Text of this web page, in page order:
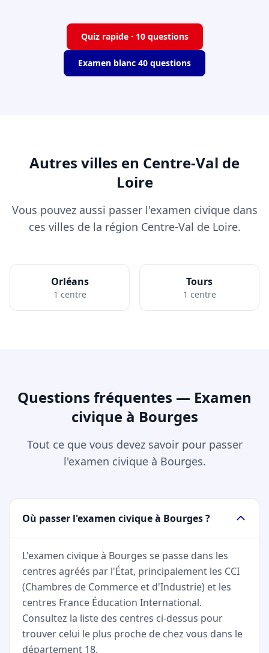
Quiz rapide · 10 questions
Examen blanc 40 questions
Autres villes en Centre-Val de
Loire
Vous pouvez aussi passer l'examen civique dans
ces villes de la région Centre-Val de Loire.
Orléans
1 centre
Tours
1 centre
Questions fréquentes — Examen
civique à Bourges
Tout ce que vous devez savoir pour passer
l'examen civique à Bourges.
Où passer l'examen civique à Bourges ?
L'examen civique à Bourges se passe dans les
centres agréés par l'État, principalement les CCI
(Chambres de Commerce et d'Industrie) et les
centres France Éducation International.
Consultez la liste des centres ci-dessus pour
trouver celui le plus proche de chez vous dans le
département 18.